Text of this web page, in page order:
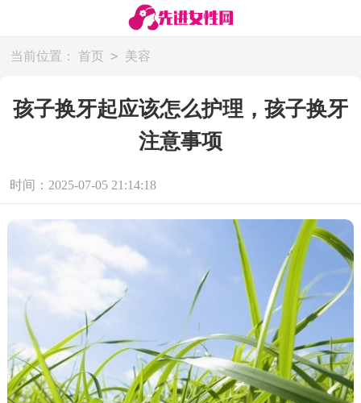
当前位置： 首页 > 美容
孩子换牙起应该怎么护理，孩子换牙
注意事项
时间：2025-07-05 21:14:18